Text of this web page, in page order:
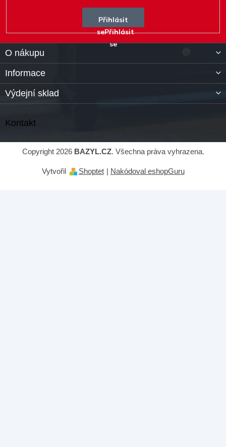
Přihlásit
se
O nákupu
Informace
Výdejní sklad
Kontakt
Vytvořil Shoptet | Nakódoval eshopGuru
Copyright 2026 BAZYL.CZ. Všechna práva vyhrazena.